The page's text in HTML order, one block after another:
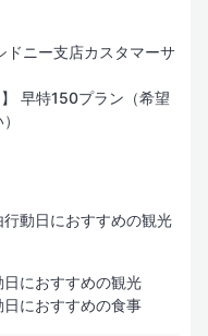
ドニー支店カスタマーサ
早特150プラン（希望
動日におすすめの観光
におすすめの観光
におすすめの食事